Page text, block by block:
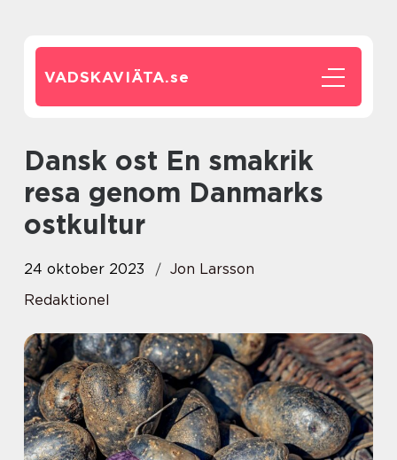
VADSKAVIÄTA.se
Dansk ost En smakrik
resa genom Danmarks
ostkultur
24 oktober 2023
Jon Larsson
Redaktionel